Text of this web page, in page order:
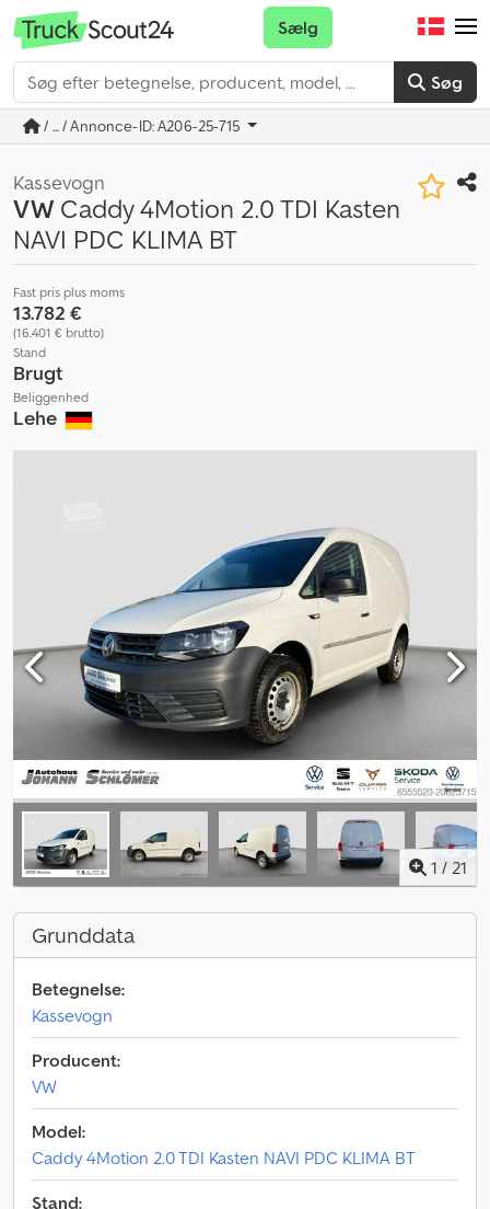
Søg
Sælg
/ ... / Annonce-ID: A206-25-715
Kassevogn
VW Caddy 4Motion 2.0 TDI Kasten
NAVI PDC KLIMA BT
Fast pris plus moms
13.782 €
(16.401 € brutto)
Stand
Brugt
Beliggenhed
Lehe
1 / 21
Grunddata
Betegnelse:
Kassevogn
Producent:
VW
Model:
Caddy 4Motion 2.0 TDI Kasten NAVI PDC KLIMA BT
Stand: